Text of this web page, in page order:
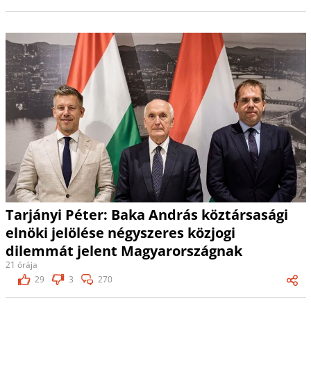
Tarjányi Péter: Baka András köztársasági
elnöki jelölése négyszeres közjogi
dilemmát jelent Magyarországnak
21 órája
29
3 270